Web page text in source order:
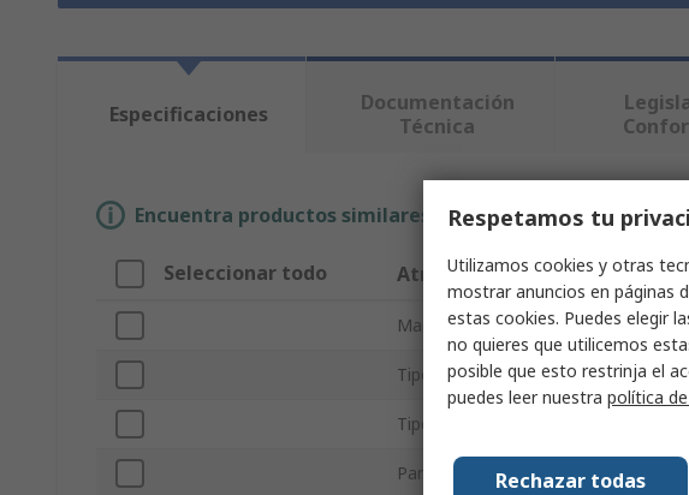
Especificaciones
Documentación
Técnica
Encuentra productos similares seleccionando uno o
Seleccionar todo Atributo
Marca
Tipo de producto
Tipo Sub
Para usar con
Respetamos tu
Utilizamos cookies y otras
mostrar anuncios en páginas
estas cookies. Puedes elegir
no quieres que utilicemos
posible que esto restrinja el
puedes leer nuestra política
Rechazar todas